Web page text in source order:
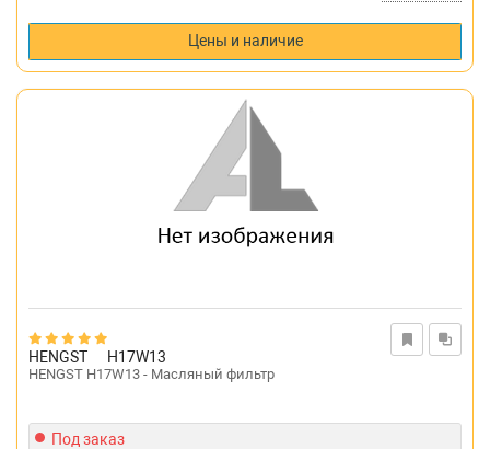
Цены и наличие
HENGST H17W13
HENGST H17W13 - Масляный фильтр
Под заказ